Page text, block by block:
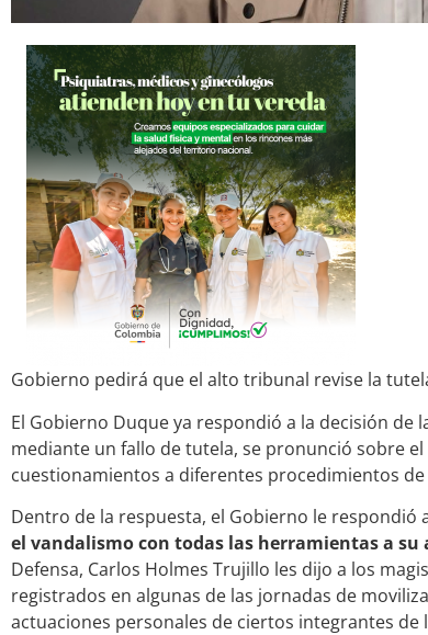
Gobierno pedirá que el alto tribunal revise la
El Gobierno Duque ya respondió a la decisión de
mediante un fallo de tutela, se pronunció sobre
cuestionamientos a diferentes procedimientos
Dentro de la respuesta, el Gobierno le respondió
el vandalismo con todas las herramientas a su
Defensa, Carlos Holmes Trujillo les dijo a los
registrados en algunas de las jornadas de
actuaciones personales de ciertos integrantes de